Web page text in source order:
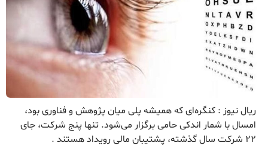
ریال نیوز : کنگره‌ای که همیشه پلی میان پژوهش و فناوری بود،
امسال با شمار اندکی حامی برگزار می‌شود. تنها پنج شرکت، جای
۲۲ شرکت سال گذشته، پشتیبان مالی رویداد هستند .